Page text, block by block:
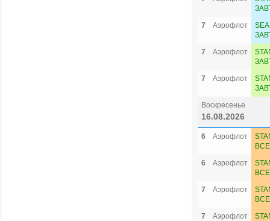
7
Аэрофлот
7
Аэрофлот
7
Аэрофлот
Воскресенье
16.08.2026
6 Аэрофлот
6
Аэрофлот
7
Аэрофлот
7
Аэрофлот